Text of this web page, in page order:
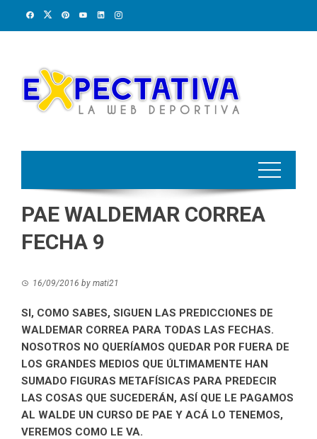
PAE WALDEMAR CORREA
FECHA 9
16/09/2016 by mati21
SI, COMO SABES, SIGUEN LAS PREDICCIONES DE
WALDEMAR CORREA PARA TODAS LAS FECHAS.
NOSOTROS NO QUERÍAMOS QUEDAR POR FUERA DE
LOS GRANDES MEDIOS QUE ÚLTIMAMENTE HAN
SUMADO FIGURAS METAFÍSICAS PARA PREDECIR
LAS COSAS QUE SUCEDERÁN, ASÍ QUE LE PAGAMOS
AL WALDE UN CURSO DE PAE Y ACÁ LO TENEMOS,
VEREMOS COMO LE VA.